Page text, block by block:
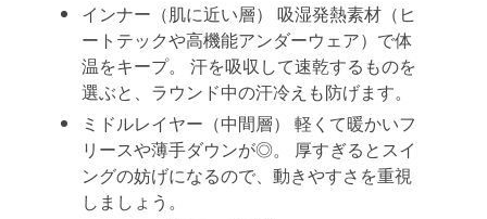
インナー（肌に近い層）
吸湿発熱素材（ヒ
ートテックや高機能アンダーウェア）で体
温をキープ。
汗を吸収して速乾するものを
選ぶと、ラウンド中の汗冷えも防げます。
ミドルレイヤー（中間層）
軽くて暖かいフ
リースや薄手ダウンが◎。
厚すぎるとスイ
ングの妨げになるので、動きやすさを重視
しましょう。